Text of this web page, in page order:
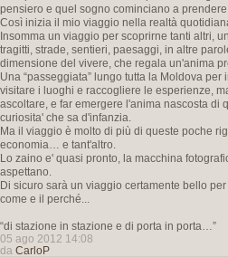
pensiero e quel sogno cominciano a
Così inizia il mio viaggio nella realtà
Insomma un viaggio per scoprirne tanti altri,
tragitti, strade, sentieri, paesaggi, in altre
dimensione del vivere, che regala un'anima
Una “passeggiata” lungo tutta la Moldova
visitare i luoghi e raccogliere le esperienze,
ascoltare, e far emergere l'anima nascosta di
curiosita' che sa d'infanzia.
Ma il viaggio è molto di più di queste poche
economia… e tant'altro.
Lo zaino e' quasi pronto, la macchina
aspettano.
Di sicuro sarà un viaggio certamente bello
come e il perché...
“di stazione in stazione e di porta in porta…”
05 ago 2012 14:08
da CarloP